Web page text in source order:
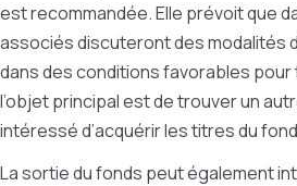
est recommandée. Elle prévoit que
associés discuteront des modalités
dans des conditions favorables
l’objet principal est de trouver un
intéressé d’acquérir les titres du
La sortie du fonds peut également